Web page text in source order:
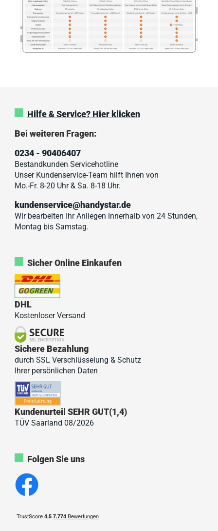
Hilfe & Service? Hier klicken
Bei weiteren Fragen:
0234 - 90406407
Bestandkunden Servicehotline
Unser Kundenservice-Team hilft Ihnen von
Mo.-Fr. 8-20 Uhr & Sa. 8-18 Uhr.
kundenservice@handystar.de
Wir bearbeiten Ihr Anliegen innerhalb von 24 Stunden,
Montag bis Samstag.
Sicher Online Einkaufen
DHL
Kostenloser Versand
Sichere Bezahlung
durch SSL Verschlüsselung & Schutz
Ihrer persönlichen Daten
Kundenurteil SEHR GUT(1,4)
TÜV Saarland 08/2026
Folgen Sie uns